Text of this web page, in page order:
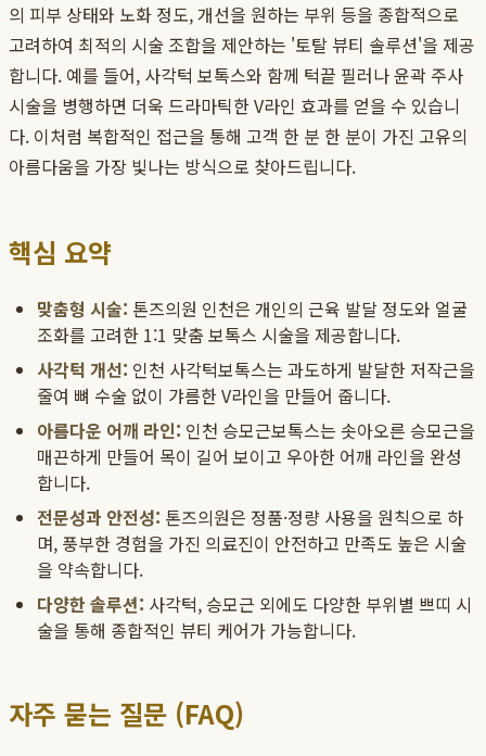
의 피부 상태와 노화 정도, 개선을 원하는 부위 등을 종합적으로
고려하여 최적의 시술 조합을 제안하는 '토탈 뷰티 솔루션'을 제공
합니다. 예를 들어, 사각턱 보톡스와 함께 턱끝 필러나 윤곽 주사
시술을 병행하면 더욱 드라마틱한 V라인 효과를 얻을 수 있습니
다. 이처럼 복합적인 접근을 통해 고객 한 분 한 분이 가진 고유의
아름다움을 가장 빛나는 방식으로 찾아드립니다.
핵심 요약
맞춤형 시술: 톤즈의원 인천은 개인의 근육 발달 정도와 얼굴
조화를 고려한 1:1 맞춤 보톡스 시술을 제공합니다.
사각턱 개선: 인천 사각턱보톡스는 과도하게 발달한 저작근을
줄여 뼈 수술 없이 갸름한 V라인을 만들어 줍니다.
아름다운 어깨 라인: 인천 승모근보톡스는 솟아오른 승모근을
매끈하게 만들어 목이 길어 보이고 우아한 어깨 라인을 완성
합니다.
전문성과 안전성: 톤즈의원은 정품·정량 사용을 원칙으로 하
며, 풍부한 경험을 가진 의료진이 안전하고 만족도 높은 시술
을 약속합니다.
다양한 솔루션: 사각턱, 승모근 외에도 다양한 부위별 쁘띠 시
술을 통해 종합적인 뷰티 케어가 가능합니다.
자주 묻는 질문 (FAQ)